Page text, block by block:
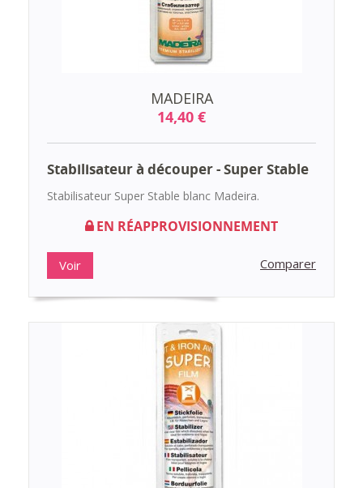
MADEIRA
14,40 €
Stabilisateur à découper - Super Stable
Stabilisateur Super Stable blanc Madeira.
EN RÉAPPROVISIONNEMENT
Voir Comparer